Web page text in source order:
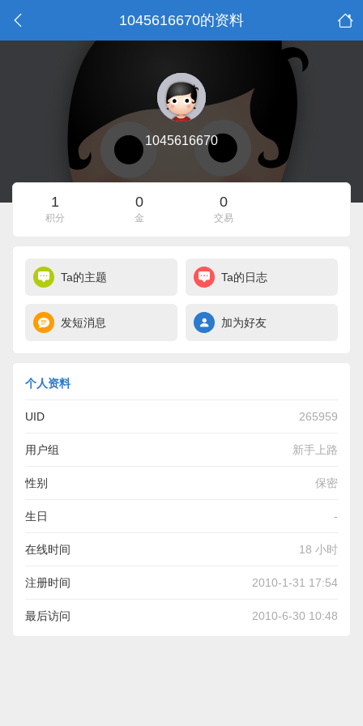
1045616670的资料
1045616670
1
积分
0
金
0
交易
Ta的主题 Ta的日志
发短消息 加为好友
个人资料
UID 265959
用户组 新手上路
性别 保密
生日 -
在线时间 18 小时
注册时间 2010-1-31 17:54
最后访问 2010-6-30 10:48